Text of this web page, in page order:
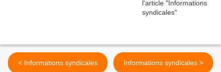
< Informations syndicales Informations syndicales >